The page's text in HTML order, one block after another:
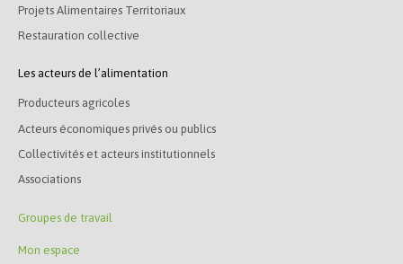
Projets Alimentaires Territoriaux
Restauration collective
Les acteurs de l’alimentation
Producteurs agricoles
Acteurs économiques privés ou publics
Collectivités et acteurs institutionnels
Associations
Groupes de travail
Mon espace